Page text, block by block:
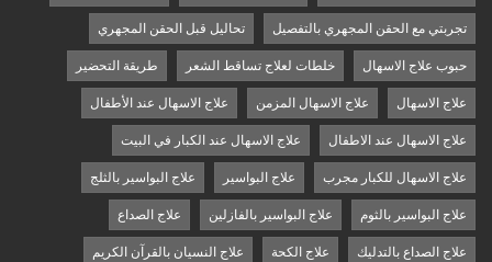
تجربتي مع الحقن المجهري بالتفصيل تحاليل قبل الحقن المجهري
حبوب علاج الاسهال خلطات لعلاج تساقط الشعر طريقة التحضير
علاج الاسهال علاج الاسهال المزمن علاج الاسهال عند الأطفال
علاج الاسهال عند الاطفال علاج الاسهال عند الكبار في البيت
علاج الاسهال للكبار مجرب علاج البواسير علاج البواسير بالثلج
علاج البواسير بالثوم علاج البواسير بالفازلين علاج الصداع
علاج الصداع بالتدليك علاج الكحة علاج النسيان بالقرآن الكريم